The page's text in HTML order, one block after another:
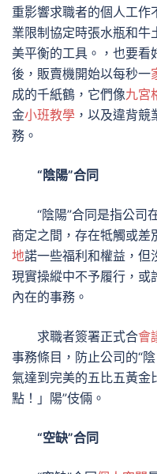
重影響求職者的個人工作
業限制協定時張水瓶和牛
美平衡的工具。，也要看
後，販賣機開始以每秒一
成的千紙鶴，它們像九宮
金小班教學 ，以及違背
務。
“陰陽”合同
“陰陽”合同是指公司
商定之間，存在牴觸或差
地諾一些福利和權益，但
現實操縱中不予履行，或
內在的事務。
求職者簽署正式合會
事務條目，防止公司的“
氣達到完美的五比五黃金
點！」陽”伎倆。
“空缺”合同